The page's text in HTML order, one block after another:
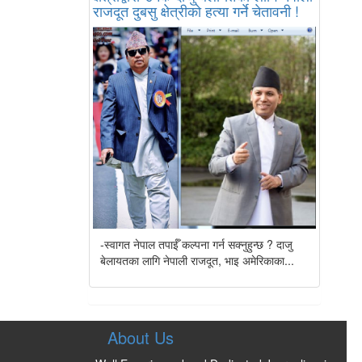
राजदूत दुबसु क्षेत्रीको हत्या गर्ने चेतावनी !
-स्वागत नेपाल तपाईँ कल्पना गर्न सक्नुहुन्छ ? दाजु
बेलायतका लागि नेपाली राजदूत, भाइ अमेरिकाका...
About Us